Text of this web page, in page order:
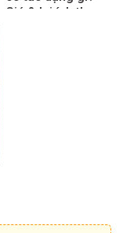
Giá & lợi ích thực